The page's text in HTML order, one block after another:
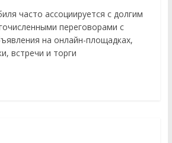
часто ассоциируется с долгим
переговорами с
на онлайн-площадках,
встречи и торги